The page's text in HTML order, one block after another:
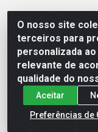
O nosso site
terceiros para
personalizada
relevante de
qualidade do
Aceitar
Preferências de
NUTRY MAX
LTDA - RUA